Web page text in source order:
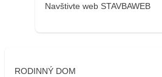
Navštivte web STAVBAWEB
RODINNÝ DOM